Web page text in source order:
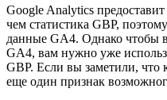
Google Analytics
чем статистика GBP,
данные GA4. Однако чтобы
GA4, вам нужно уже
GBP. Если вы заметили, что
еще один признак